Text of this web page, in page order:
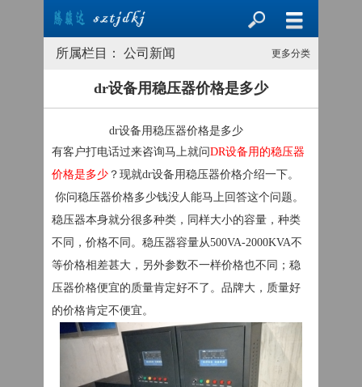
更多分类
所属栏目： 公司新闻
dr设备用稳压器价格是多少
dr设备用稳压器价格是多少
有客户打电话过来咨询马上就问DR设备用的稳压器
价格是多少 ？现就dr设备用稳压器价格介绍一下。
你问稳压器价格多少钱没人能马上回答这个问题。
稳压器本身就分很多种类，同样大小的容量，种类
不同，价格不同。稳压器容量从500VA-2000KVA不
等价格相差甚大，另外参数不一样价格也不同；稳
压器价格便宜的质量肯定好不了。品牌大，质量好
的价格肯定不便宜。